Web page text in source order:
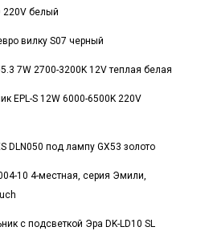
220V белый
вилку S07 черный
7W 2700-3200K 12V теплая белая
EPL-S 12W 6000-6500K 220V
DLN050 под лампу GX53 золото
10 4-местная, серия Эмили,
с подсветкой Эра DK-LD10 SL